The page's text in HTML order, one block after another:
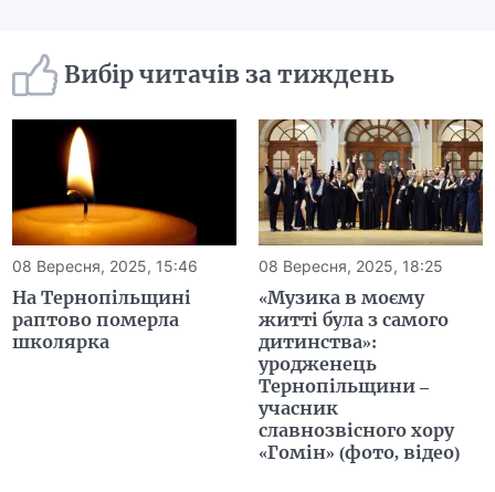
Вибір читачів за тиждень
08 Вересня, 2025, 15:46
На Тернопільщині
раптово померла
школярка
08 Вересня, 2025, 18:25
«Музика в моєму
житті була з самого
дитинства»:
уродженець
Тернопільщини –
учасник
славнозвісного хору
«Гомін» (фото, відео)